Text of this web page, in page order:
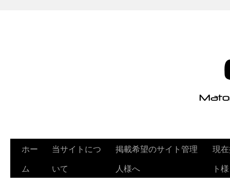
ホー
ム
当サイトにつ
いて
掲載希望のサイト管理
人様へ
現
ト様